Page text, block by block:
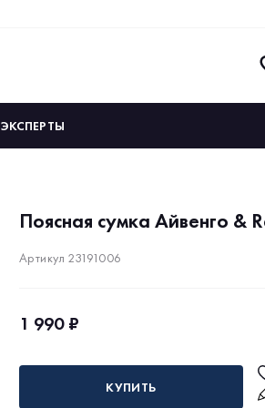
ЭКСПЕРТЫ
Поясная сумка Айвенго &
Артикул 23191006
1 990 ₽
КУПИТЬ